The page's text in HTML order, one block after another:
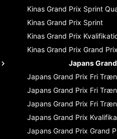
Kinas Grand Prix Sprint
Kinas Grand Prix Sprint
Kinas Grand Prix
Kinas Grand Prix Grand Prix
Japans
Japans Grand Prix Fri
Japans Grand Prix Fri
Japans Grand Prix Fri
Japans Grand Prix
Japans Grand Prix Grand